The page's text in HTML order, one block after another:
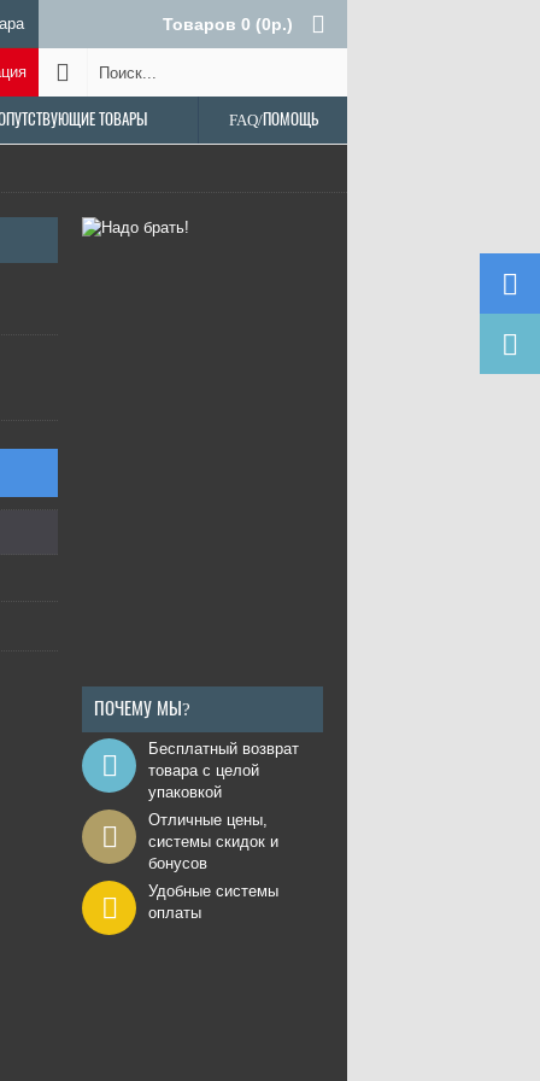
Товаров 0 (0р.)
ТОВАРЫ FAQ/ПОМОЩЬ
ПОЧЕМУ МЫ?
Бесплатный возврат
товара с целой
упаковкой
Отличные цены,
системы скидок и
бонусов
Удобные системы
оплаты